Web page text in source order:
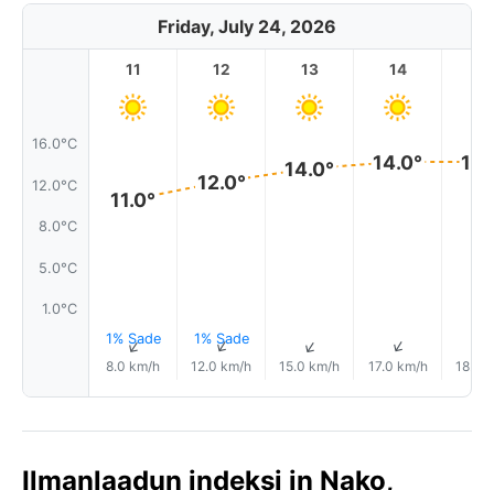
Friday, July 24, 2026
16.0°C
12.0°C
8.0°C
5.0°C
1.0°C
11
11.0°
1% Sade
↑
8.0 km/h
12
12.0°
1% Sade
↑
12.0 km/h
13
14.0°
↑
15.0 km/h
14
14.0°
↑
17.0 km/h 18.0
Ilmanlaadun indeksi in Nako,